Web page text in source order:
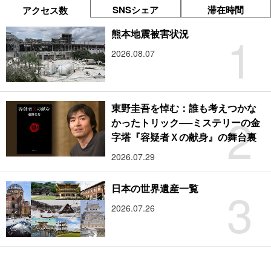
アクセス数 SNSシェア 滞在時間
1
熊本地震被害状況
2026.08.07
2
東野圭吾を悼む：誰も考えつかな
かったトリック──ミステリーの金
字塔『容疑者Ｘの献身』の舞台裏
2026.07.29
3
日本の世界遺産一覧
2026.07.26